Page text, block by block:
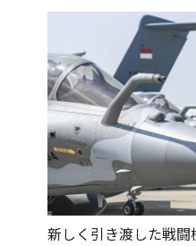
新しく引き渡した戦